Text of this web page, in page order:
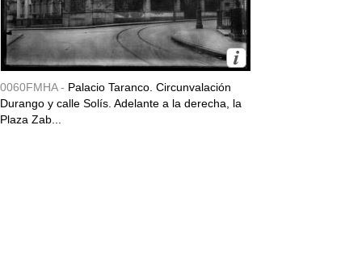
0060FMHA - Palacio Taranco. Circunvalación
Durango y calle Solís. Adelante a la derecha, la
Plaza Zab...